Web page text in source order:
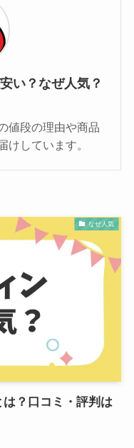
い？なぜ人気？
値段の理由や商品
けしています。
なぜ人気
？口コミ・評判は